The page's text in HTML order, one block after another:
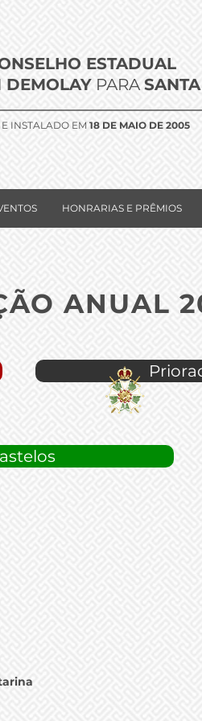
ESTADUAL
DEMOLAY PARA
INSTALADO EM 18 DE MAIO DE 2005
HONRARIAS E PRÊMIOS
ANUAL